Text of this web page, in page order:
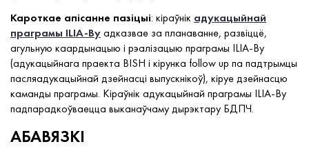
Кароткае апісанне пазіцыі: кіраўнік адукацыйнай
праграмы ILIA-Byадказвае за планаванне, развіццё,
агульную каардынацыю і рэалізацыю праграмы ILIA-By
(адукацыйнага праекта BISH і кірунка follow up па падтрымцы
пасляадукацыйнай дзейнасці выпускнікоў), кіруе дзейнасцю
каманды праграмы. Кіраўнік адукацыйнай праграмы ILIA-By
падпарадкоўваецца выканаўчаму дырэктару БДПЧ.
АБАВЯЗКІ